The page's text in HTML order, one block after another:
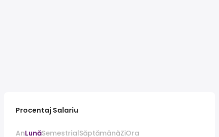
Procentaj Salariu
AnLunăSemestrialSăptămânăZiOra